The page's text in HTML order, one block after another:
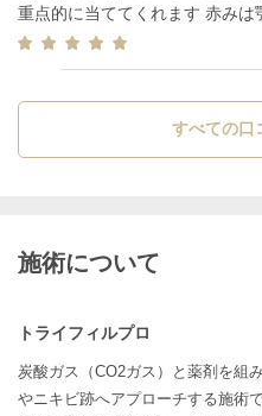
重点的に当ててくれます 赤みは
すべての口
施術について
トライフィルプロ
炭酸ガス（CO2ガス）と薬剤を組
やニキビ跡へアプローチする施術で